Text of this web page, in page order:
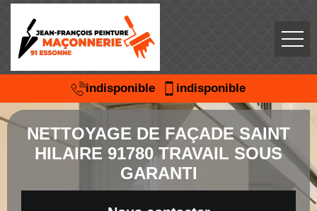
indisponible indisponible
NETTOYAGE DE FAÇADE SAINT
HILAIRE 91780 TRAVAIL SOUS
GARANTI